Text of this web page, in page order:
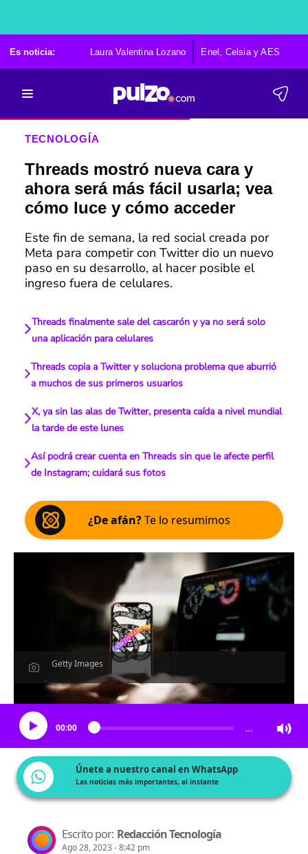
Es noticia: Laura Valentina Lozano Enel, Celsia y AES
TECNOLOGÍA
Threads mostró nueva cara y
ahora será más fácil usarla; vea
cómo luce y cómo acceder
Este fin de semana, la red social creada por
Meta para competir con Twitter dio un nuevo
paso en su desarrollo, al hacer posible el
ingreso fuera de celulares.
Threads finalmente sale del cascarón y ya no será solo
una aplicación para celulares
Threads copia a Twitter y soluciona problema que aburrió
a muchos de sus primeros usuarios
X, ya sin las alas de Twitter, presenta caída a nivel mundial
la tarde de este lunes
Así podrá crear cuenta en Threads sin que le afecte perfil
de Instagram; cuidará sus fotos
¿De afán?Te lo resumimos
Getty Images
Escucha el artículo
00:00 …
Únete a nuestro canal en WhatsApp
Las noticias más importantes, al instante
Escrito por: Redacción Tecnología
Ago 28, 2023 - 8:42 pm